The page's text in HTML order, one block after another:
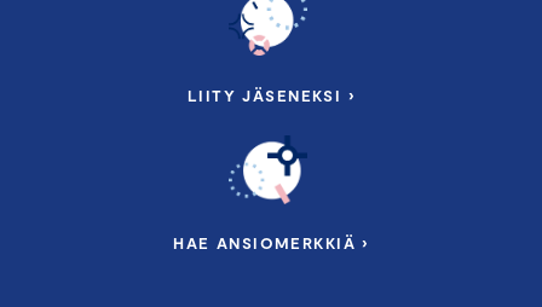
LIITY JÄSENEKSI ›
HAE ANSIOMERKKIÄ ›